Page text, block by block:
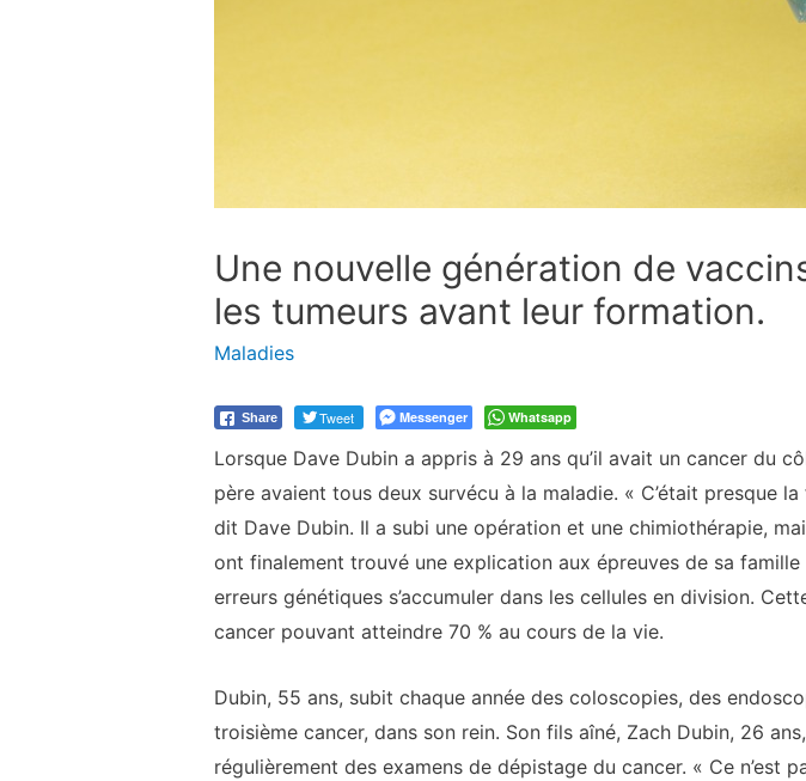
Une nouvelle génération de
les tumeurs avant leur formation.
Maladies
Share Tweet Messenger Whatsapp
Lorsque Dave Dubin a appris à 29 ans qu’il avait un cancer du
père avaient tous deux survécu à la maladie. « C’était presque
dit Dave Dubin. Il a subi une opération et une chimiothérapie,
ont finalement trouvé une explication aux épreuves de sa
erreurs génétiques s’accumuler dans les cellules en division.
cancer pouvant atteindre 70 % au cours de la vie.
Dubin, 55 ans, subit chaque année des coloscopies, des
troisième cancer, dans son rein. Son fils aîné, Zach Dubin, 26
régulièrement des examens de dépistage du cancer. « Ce n’est